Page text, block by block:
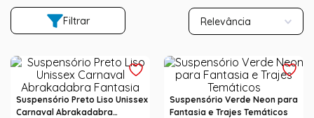
Filtrar Relevância
Suspensório Preto Liso Unissex
Carnaval Abrakadabra
Suspensório Verde Neon para
Fantasia e Trajes Temáticos